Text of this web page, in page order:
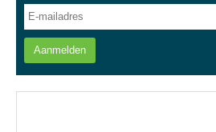
Aanmelden